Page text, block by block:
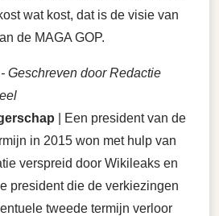
wat kost, dat is de visie van
de MAGA GOP.
- Geschreven door Redactie
| Een president van de
in 2015 won met hulp van
verspreid door Wikileaks en
president die de verkiezingen
tweede termijn verloor